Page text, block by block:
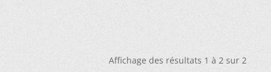
Affichage des résultats 1 à 2 sur 2